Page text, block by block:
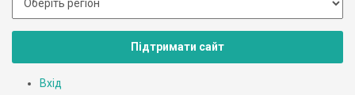
Підтримати сайт
Вхід